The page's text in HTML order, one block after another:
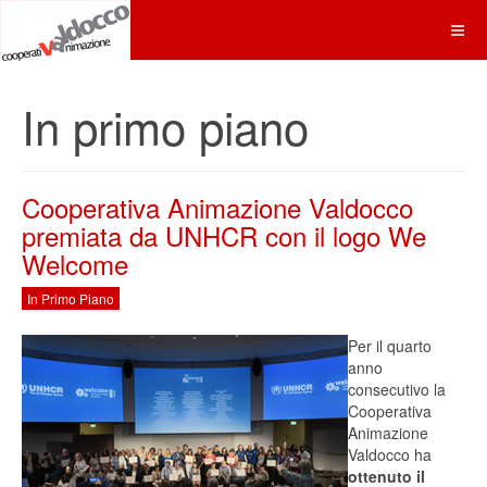
In primo piano
Cooperativa Animazione Valdocco
premiata da UNHCR con il logo We
Welcome
In Primo Piano
Per il quarto
anno
consecutivo la
Cooperativa
Animazione
Valdocco ha
ottenuto il